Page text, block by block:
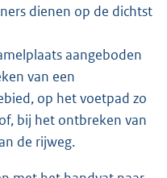
dienen op de dichtst
aangeboden
van een
op het voetpad zo
bij het ontbreken van
de rijweg.